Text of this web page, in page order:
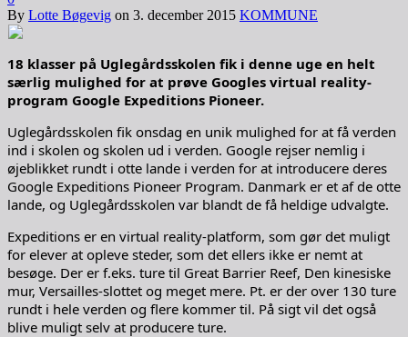
By Lotte Bøgevig on 3. december 2015 KOMMUNE
18 klasser på Uglegårdsskolen fik i denne uge en helt
særlig mulighed for at prøve Googles virtual reality-
program Google Expeditions Pioneer.
Uglegårdsskolen fik onsdag en unik mulighed for at få verden
ind i skolen og skolen ud i verden. Google rejser nemlig i
øjeblikket rundt i otte lande i verden for at introducere deres
Google Expeditions Pioneer Program. Danmark er et af de otte
lande, og Uglegårdsskolen var blandt de få heldige udvalgte.
Expeditions er en virtual reality-platform, som gør det muligt
for elever at opleve steder, som det ellers ikke er nemt at
besøge. Der er f.eks. ture til Great Barrier Reef, Den kinesiske
mur, Versailles-slottet og meget mere. Pt. er der over 130 ture
rundt i hele verden og flere kommer til. På sigt vil det også
blive muligt selv at producere ture.